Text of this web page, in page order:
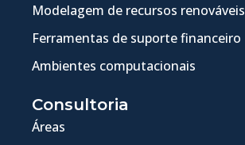
Modelagem de recursos renováveis
Ferramentas de suporte financeiro
Ambientes computacionais
Consultoria
Áreas